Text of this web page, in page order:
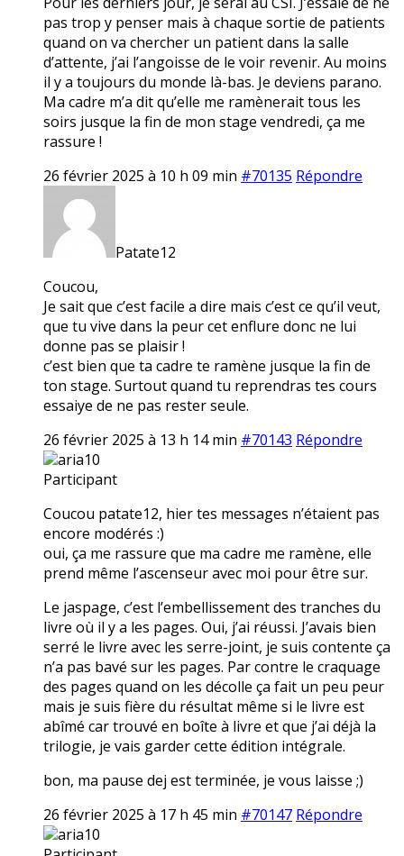
pas trop y penser mais à chaque sortie de patients
quand on va chercher un patient dans la salle
d’attente, j’ai l’angoisse de le voir revenir. Au moins
il y a toujours du monde là-bas. Je deviens parano.
Ma cadre m’a dit qu’elle me ramènerait tous les
soirs jusque la fin de mon stage vendredi, ça me
rassure !
26 février 2025 à 10 h 09 min #70135 Répondre
Patate12
Coucou,
Je sait que c’est facile a dire mais c’est ce qu’il veut,
que tu vive dans la peur cet enflure donc ne lui
donne pas se plaisir !
c’est bien que ta cadre te ramène jusque la fin de
ton stage. Surtout quand tu reprendras tes cours
essaiye de ne pas rester seule.
26 février 2025 à 13 h 14 min #70143 Répondre
aria10
Participant
Coucou patate12, hier tes messages n’étaient pas
encore modérés :)
oui, ça me rassure que ma cadre me ramène, elle
prend même l’ascenseur avec moi pour être sur.
Le jaspage, c’est l’embellissement des tranches du
livre où il y a les pages. Oui, j’ai réussi. J’avais bien
serré le livre avec les serre-joint, je suis contente ça
n’a pas bavé sur les pages. Par contre le craquage
des pages quand on les décolle ça fait un peu peur
mais je suis fière du résultat même si le livre est
abîmé car trouvé en boîte à livre et que j’ai déjà la
trilogie, je vais garder cette édition intégrale.
bon, ma pause dej est terminée, je vous laisse ;)
26 février 2025 à 17 h 45 min #70147 Répondre
aria10